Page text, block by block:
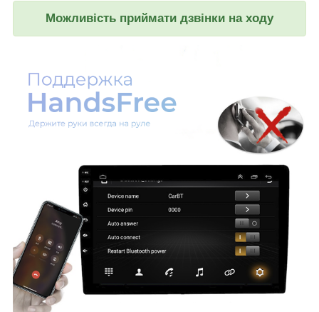
Можливість приймати дзвінки на ходу